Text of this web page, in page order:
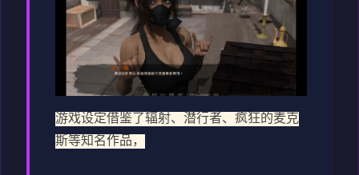
游戏设定借鉴了辐射、潜行者、疯狂的麦克
斯等知名作品，